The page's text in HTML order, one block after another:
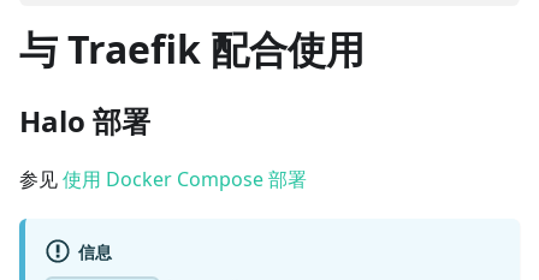
与 Traefik 配合使用
Halo 部署
参见使用 Docker Compose 部署
信息